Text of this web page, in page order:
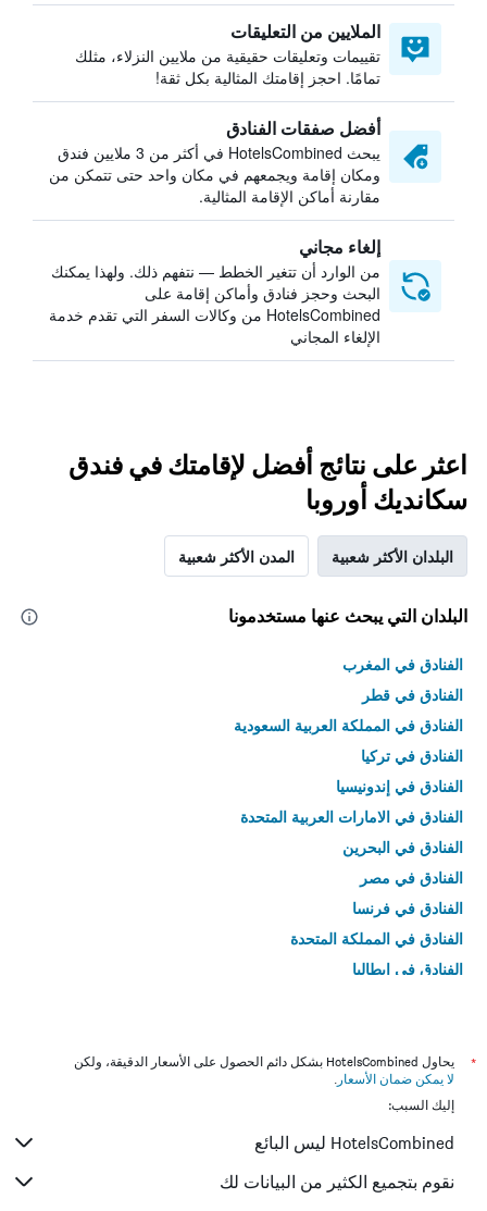
الملايين من التعليقات
تقييمات وتعليقات حقيقية من ملايين النزلاء، مثلك
تمامًا. احجز إقامتك المثالية بكل ثقة!
أفضل صفقات الفنادق
يبحث HotelsCombined في أكثر من 3 ملايين فندق
ومكان إقامة ويجمعهم في مكان واحد حتى تتمكن من
مقارنة أماكن الإقامة المثالية.
إلغاء مجاني
من الوارد أن تتغير الخطط — نتفهم ذلك. ولهذا يمكنك
البحث وحجز فنادق وأماكن إقامة على
HotelsCombined من وكالات السفر التي تقدم خدمة
الإلغاء المجاني
اعثر على نتائج أفضل لإقامتك في فندق
سكانديك أوروبا
البلدان الأكثر شعبية المدن الأكثر شعبية
البلدان التي يبحث عنها مستخدمونا
الفنادق في المغرب
الفنادق في قطر
الفنادق في المملكة العربية السعودية
الفنادق في تركيا
الفنادق في إندونيسيا
الفنادق في الامارات العربية المتحدة
الفنادق في البحرين
الفنادق في مصر
الفنادق في فرنسا
الفنادق في المملكة المتحدة
الفنادق في إيطاليا
*
يحاول HotelsCombined بشكل دائم الحصول على الأسعار الدقيقة، ولكن
لا يمكن ضمان الأسعار .
إليك السبب:
HotelsCombined ليس البائع
نقوم بتجميع الكثير من البيانات لك